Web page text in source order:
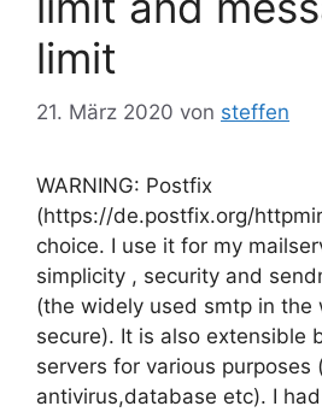
limit
21. März 2020 von steffen
WARNING: Postfix
(https://de.postfix.org/
choice. I use it for my
simplicity , security and
(the widely used smtp in the
secure). It is also extensible
servers for various purposes
antivirus,database etc). I